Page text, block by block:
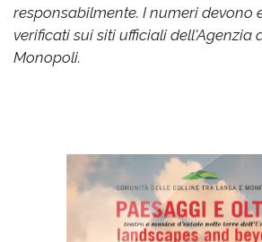
responsabilmente. I numeri devono
verificati sui siti ufficiali dell'Agenzia
Monopoli.